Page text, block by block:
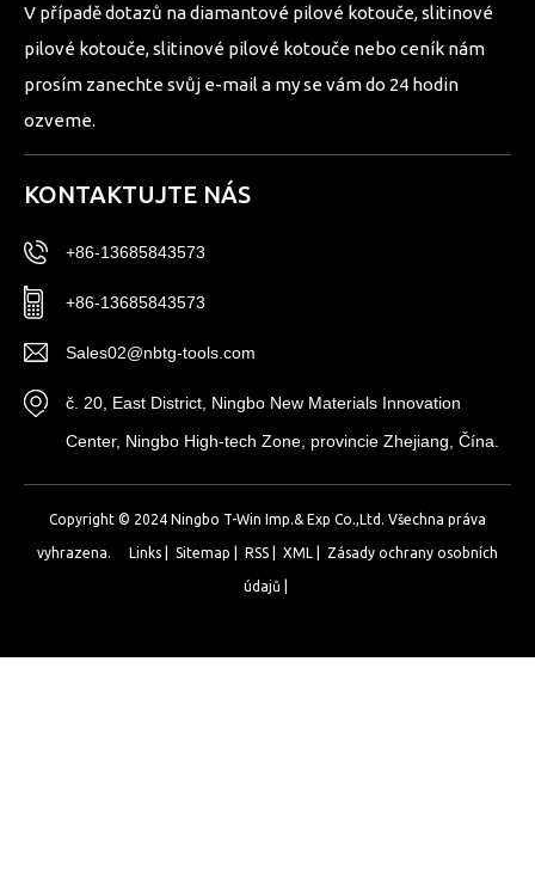
V případě dotazů na diamantové pilové kotouče, slitinové
pilové kotouče, slitinové pilové kotouče nebo ceník nám
prosím zanechte svůj e-mail a my se vám do 24 hodin
ozveme.
KONTAKTUJTE NÁS
+86-13685843573
+86-13685843573
Sales02@nbtg-tools.com
č. 20, East District, Ningbo New Materials Innovation
Center, Ningbo High-tech Zone, provincie Zhejiang, Čína.
Copyright © 2024 Ningbo T-Win Imp.& Exp Co.,Ltd. Všechna práva
vyhrazena. Links Sitemap RSS XML Zásady ochrany osobních
údajů